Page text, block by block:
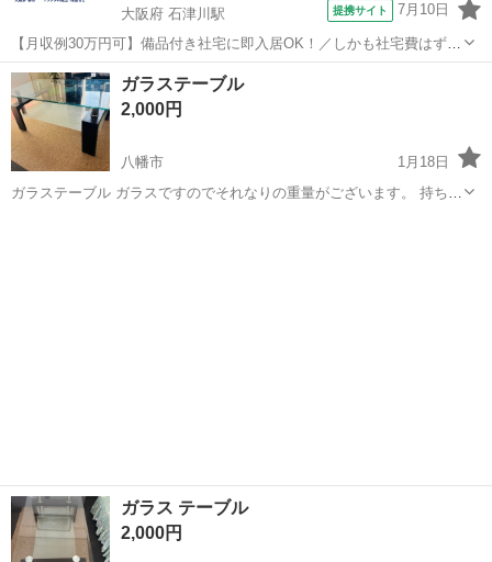
大阪府 石津川駅
提携サイト 7月10日
【月収例30万円可】備品付き社宅に即入居OK！／しかも社宅費はずっ
と無料♪／トラクタ本体の製造／資格経験不問★異業種からの転職活躍
中！／赴任旅費会社負担／工場まで無料送迎あり◎《大阪府堺市》 人
気の工場のお仕事 ◇トラクタ...
大阪 堺市 石津川駅 その他
ガラステーブル
2,000円
八幡市
1月18日
ガラステーブル ガラスですのでそれなりの重量がございます。 持ち運
ガラス テーブル
2,000円